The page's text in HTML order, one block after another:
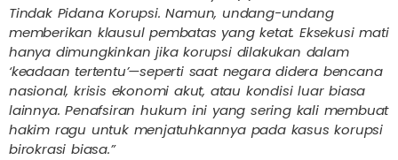
Tindak Pidana Korupsi. Namun, undang-undang
memberikan klausul pembatas yang ketat. Eksekusi mati
hanya dimungkinkan jika korupsi dilakukan dalam
‘keadaan tertentu’—seperti saat negara didera bencana
nasional, krisis ekonomi akut, atau kondisi luar biasa
lainnya. Penafsiran hukum ini yang sering kali membuat
hakim ragu untuk menjatuhkannya pada kasus korupsi
birokrasi biasa.”